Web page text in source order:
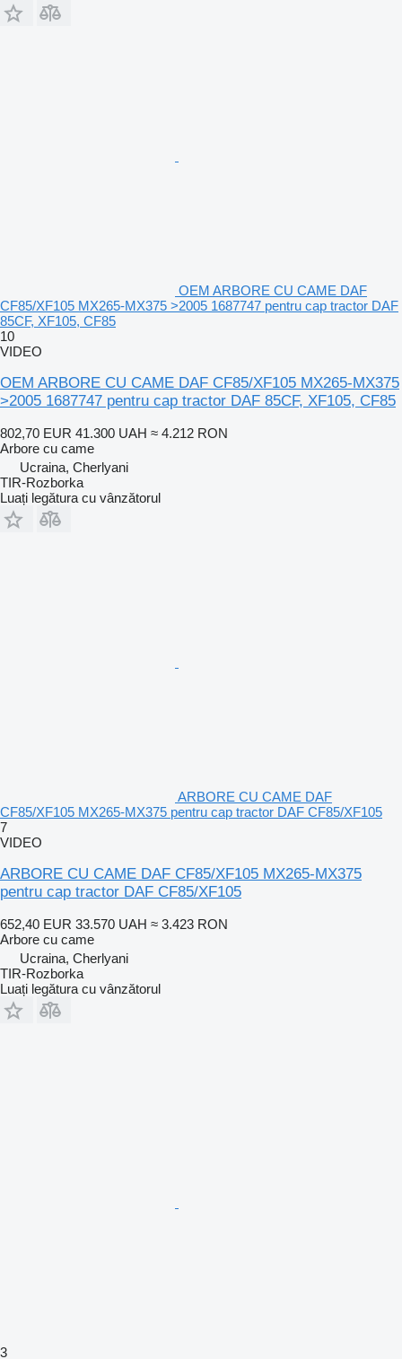
OEM ARBORE CU CAME DAF
CF85/XF105 MX265-MX375 >2005 1687747 pentru cap tractor DAF
85CF, XF105, CF85
10
VIDEO
OEM ARBORE CU CAME DAF CF85/XF105 MX265-MX375
>2005 1687747 pentru cap tractor DAF 85CF, XF105, CF85
802,70 EUR 41.300 UAH ≈ 4.212 RON
Arbore cu came
Ucraina, Cherlyani
TIR-Rozborka
Luați legătura cu vânzătorul
ARBORE CU CAME DAF
CF85/XF105 MX265-MX375 pentru cap tractor DAF CF85/XF105
7
VIDEO
ARBORE CU CAME DAF CF85/XF105 MX265-MX375
pentru cap tractor DAF CF85/XF105
652,40 EUR 33.570 UAH ≈ 3.423 RON
Arbore cu came
Ucraina, Cherlyani
TIR-Rozborka
Luați legătura cu vânzătorul
3